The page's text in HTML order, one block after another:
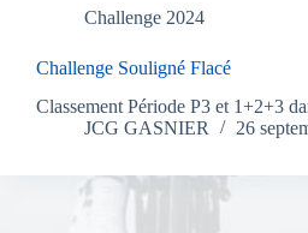
Challenge 2024
Challenge Souligné Flacé
Classement Période P3 et 1+2+3
JCG GASNIER
26